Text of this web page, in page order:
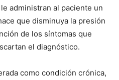
administran al paciente un
que disminuya la presión
de los síntomas que
el diagnóstico.
como condición crónica,